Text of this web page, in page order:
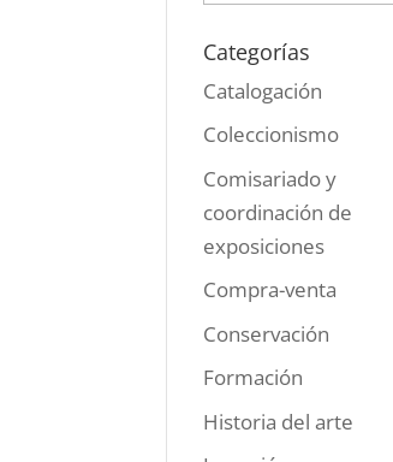
Categorías
Catalogación
Coleccionismo
Comisariado y
coordinación de
exposiciones
Compra-venta
Conservación
Formación
Historia del arte